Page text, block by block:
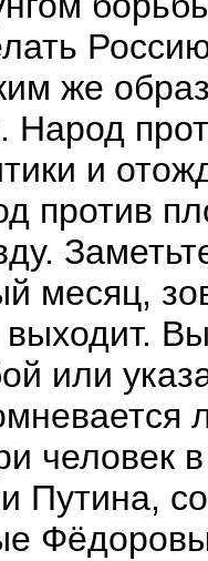
же
и
против
месяц,
или
человек
Путина,